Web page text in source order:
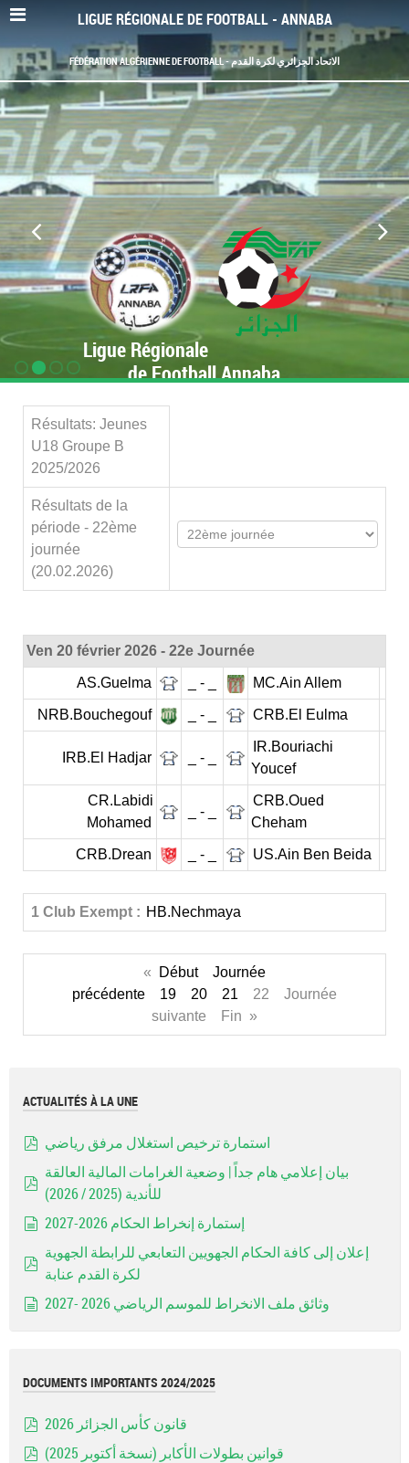
LIGUE RÉGIONALE DE FOOTBALL - ANNABA
FÉDÉRATION ALGÉRIENNE DE FOOTBALL - الاتحاد الجزائري لكرة القدم
Ligue Régionale
de Football Annaba
Résultats: Jeunes
U18 Groupe B
2025/2026
Résultats de la
période - 22ème
journée
(20.02.2026)
Ven 20 février 2026 - 22e Journée
AS.Guelma _ - _ MC.Ain Allem
NRB.Bouchegouf _ - _ CRB.El Eulma
IRB.El Hadjar _ - _
IR.Bouriachi
Youcef
CR.Labidi
Mohamed
_ - _
CRB.Oued
Cheham
CRB.Drean _ - _ US.Ain Ben Beida
1 Club Exempt : HB.Nechmaya
« Début
Journée
précédente
19 20 21 22 Journée
suivante Fin »
ACTUALITÉS À LA UNE
استمارة ترخيص استغلال مرفق رياضي
pdf
بيان إعلامي هام جداً | وضعية الغرامات المالية العالقة
للأندية (2025 / 2026)
إستمارة إنخراط الحكام 2026-2027
pdf
إعلان إلى كافة الحكام الجهويين التعابعي للرابطة الجهوية
لكرة القدم عنابة
وثائق ملف الانخراط للموسم الرياضي 2026 -2027
DOCUMENTS IMPORTANTS 2024/2025
قانون كأس الجزائر 2026
قوانين بطولات الأكابر (نسخة أكتوبر 2025)